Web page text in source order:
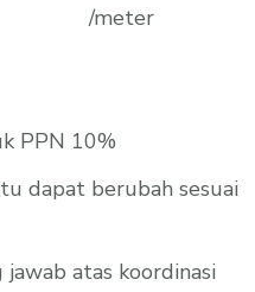
/meter
PPN 10%
dapat berubah sesuai
atas koordinasi